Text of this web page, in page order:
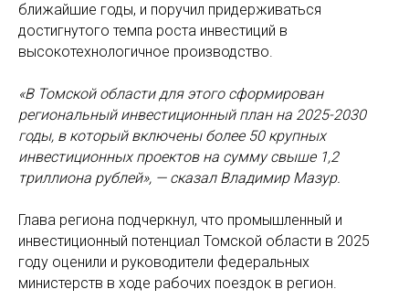
ближайшие годы, и поручил придерживаться
достигнутого темпа роста инвестиций в
высокотехнологичное производство.
«В Томской области для этого сформирован
региональный инвестиционный план на 2025-2030
годы, в который включены более 50 крупных
инвестиционных проектов на сумму свыше 1,2
триллиона рублей», — сказал Владимир Мазур.
Глава региона подчеркнул, что промышленный и
инвестиционный потенциал Томской области в 2025
году оценили и руководители федеральных
министерств в ходе рабочих поездок в регион.